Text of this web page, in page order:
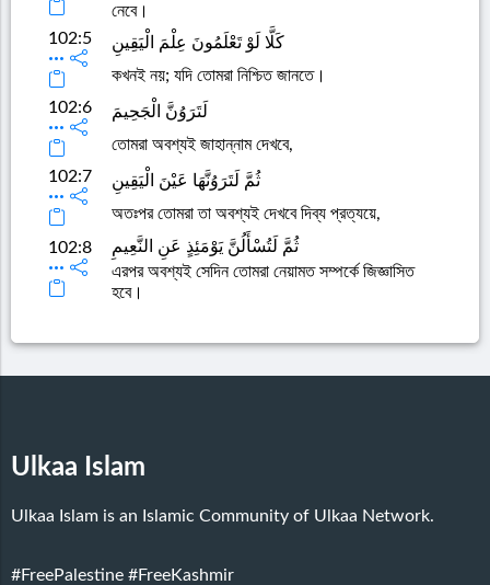
নেবে।
102:5
كَلَّا لَوْ تَعْلَمُونَ عِلْمَ الْيَقِينِ
কখনই নয়; যদি তোমরা নিশ্চিত জানতে।
102:6
لَتَرَوُنَّ الْجَحِيمَ
তোমরা অবশ্যই জাহান্নাম দেখবে,
102:7
ثُمَّ لَتَرَوُنَّهَا عَيْنَ الْيَقِينِ
অতঃপর তোমরা তা অবশ্যই দেখবে দিব্য প্রত্যয়ে,
102:8
ثُمَّ لَتُسْأَلُنَّ يَوْمَئِذٍ عَنِ النَّعِيمِ
এরপর অবশ্যই সেদিন তোমরা নেয়ামত সম্পর্কে জিজ্ঞাসিত
হবে।
Ulkaa Islam
Ulkaa Islam is an Islamic Community of Ulkaa Network.
#FreePalestine #FreeKashmir